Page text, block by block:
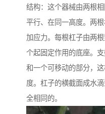
结构：这个器械由两根
平行、在同一高度。两
加应力。每根杠子由两
个起固定作用的底座。
和一个可移动的部分，
度。杠子的横截面成水
全相同的。